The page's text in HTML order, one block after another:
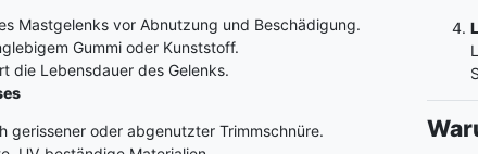
Mastgelenks vor Abnutzung und Beschädigung.
Gummi oder Kunststoff.
die Lebensdauer des Gelenks.
gerissener oder abgenutzter Trimmschnüre.